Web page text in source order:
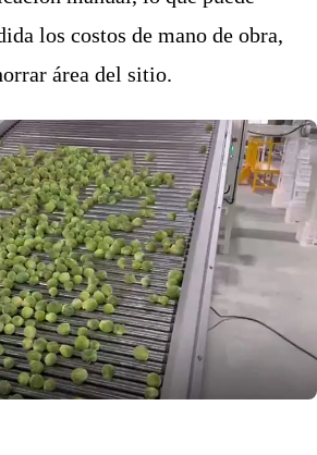
los costos de mano de obra,
área del sitio.